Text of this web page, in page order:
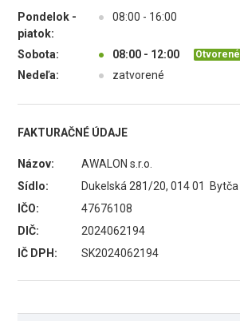
Pondelok -
piatok:
● 08:00 - 16:00
Sobota: ● 08:00 - 12:00 Otvorené
Nedeľa: ● zatvorené
FAKTURAČNÉ ÚDAJE
Názov:
AWALON s.r.o.
Sídlo:
Dukelská 281/20, 014 01 Bytča
IČO:
47676108
DIČ:
2024062194
IČ DPH:
SK2024062194